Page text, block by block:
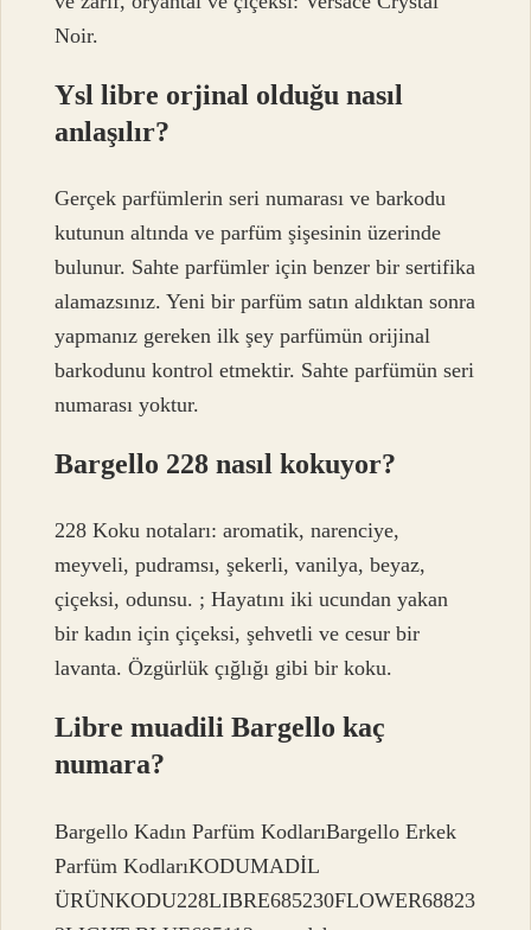
Noir.
Ysl libre orjinal olduğu nasıl
anlaşılır?
Gerçek parfümlerin seri numarası ve barkodu
kutunun altında ve parfüm şişesinin üzerinde
bulunur. Sahte parfümler için benzer bir sertifika
alamazsınız. Yeni bir parfüm satın aldıktan sonra
yapmanız gereken ilk şey parfümün orijinal
barkodunu kontrol etmektir. Sahte parfümün seri
numarası yoktur.
Bargello 228 nasıl kokuyor?
228 Koku notaları: aromatik, narenciye,
meyveli, pudramsı, şekerli, vanilya, beyaz,
çiçeksi, odunsu. ; Hayatını iki ucundan yakan
bir kadın için çiçeksi, şehvetli ve cesur bir
lavanta. Özgürlük çığlığı gibi bir koku.
Libre muadili Bargello kaç
numara?
Bargello Kadın Parfüm KodlarıBargello Erkek
Parfüm KodlarıKODUMADİL
ÜRÜNKODU228LIBRE685230FLOWER68823